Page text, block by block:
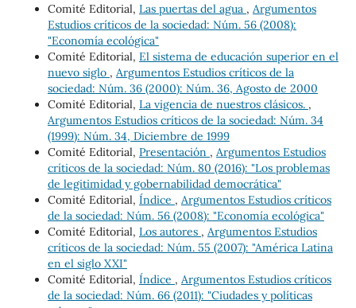
Comité Editorial, Las puertas del agua , Argumentos
Estudios críticos de la sociedad: Núm. 56 (2008):
"Economía ecológica"
Comité Editorial, El sistema de educación superior en el
nuevo siglo , Argumentos Estudios críticos de la
sociedad: Núm. 36 (2000): Núm. 36, Agosto de 2000
Comité Editorial, La vigencia de nuestros clásicos. ,
Argumentos Estudios críticos de la sociedad: Núm. 34
(1999): Núm. 34, Diciembre de 1999
Comité Editorial, Presentación , Argumentos Estudios
críticos de la sociedad: Núm. 80 (2016): "Los problemas
de legitimidad y gobernabilidad democrática"
Comité Editorial, Índice , Argumentos Estudios críticos
de la sociedad: Núm. 56 (2008): "Economía ecológica"
Comité Editorial, Los autores , Argumentos Estudios
críticos de la sociedad: Núm. 55 (2007): "América Latina
en el siglo XXI"
Comité Editorial, Índice , Argumentos Estudios críticos
de la sociedad: Núm. 66 (2011): "Ciudades y políticas